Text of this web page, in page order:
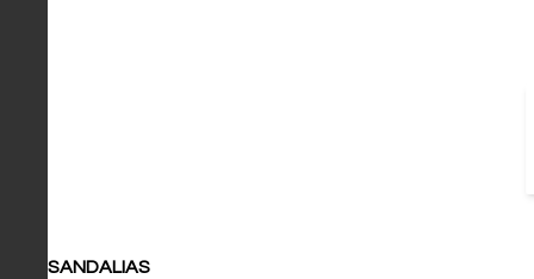
SANDALIAS